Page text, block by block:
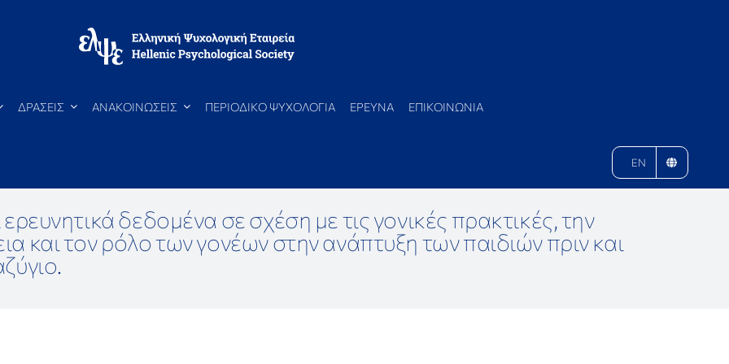
ΔΡΑΣΕΙΣ ΑΝΑΚΟΙΝΩΣΕΙΣ ΠΕΡΙΟΔΙΚΟ ΨΥΧΟΛΟΓΙΑ ΕΡΕΥΝΑ ΕΠΙΚΟΙΝΩΝΙΑ
EN
ερευνητικά δεδομένα σε σχέση με τις γονικές πρακτικές, την
και τον ρόλο των γονέων στην ανάπτυξη των παιδιών πριν και